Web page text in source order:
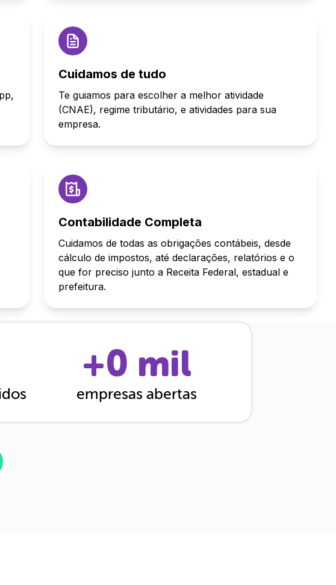
Cuidamos de tudo
Te guiamos para escolher a melhor atividade
(CNAE), regime tributário, e atividades para sua
empresa.
Contabilidade Completa
Cuidamos de todas as obrigações contábeis, desde
cálculo de impostos, até declarações, relatórios e o
que for preciso junto a Receita Federal, estadual e
prefeitura.
+0 mil
empresas abertas